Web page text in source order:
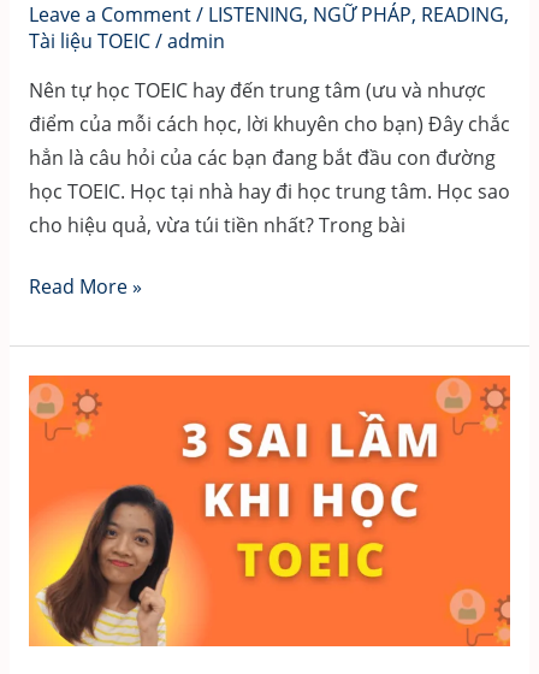
Leave a Comment/ LISTENING, NGỮ PHÁP, READING,
Tài liệu TOEIC/admin
Nên tự học TOEIC hay đến trung tâm (ưu và nhược
điểm của mỗi cách học, lời khuyên cho bạn) Đây chắc
hẳn là câu hỏi của các bạn đang bắt đầu con đường
học TOEIC. Học tại nhà hay đi học trung tâm. Học sao
cho hiệu quả, vừa túi tiền nhất? Trong bài
Nên
học
TOEIC
hay
tâm
và
nhược
Read More »